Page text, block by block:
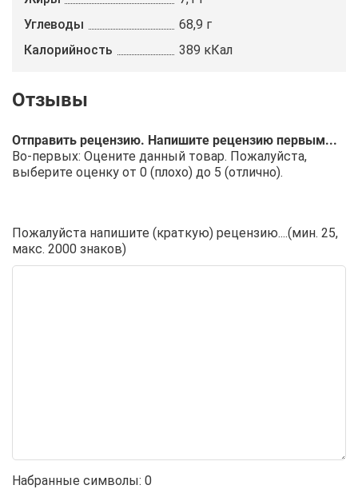
Углеводы
68,9 г
Калорийность
389 кКал
Отправить рецензию. Напишите рецензию первым...
Во-первых: Оцените данный товар. Пожалуйста,
выберите оценку от 0 (плохо) до 5 (отлично).
Пожалуйста напишите (краткую) рецензию....(мин. 25,
макс. 2000 знаков)
Набранные символы: 0